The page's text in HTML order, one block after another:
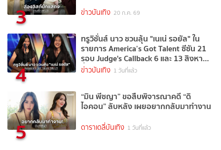
3 ข่าวบันเทิง 20 ก.ค. 69
4
ทรูวิชั่นส์ นาว ชวนลุ้น "เนเน่ รอยัล" ใน
รายการ America’s Got Talent ซีซัน 21
รอบ Judge's Callback 6 และ 13 สิงหาคม
นี้
ข่าวบันเทิง 1 วันที่แล้ว
5
“มิน พีชญา” ขอสืบพิจารณาคดี “ดิ
ไอคอน” ลับหลัง เผยอยากกลับมาทำงาน
ดาราเดลี่บันเทิง 1 วันที่แล้ว